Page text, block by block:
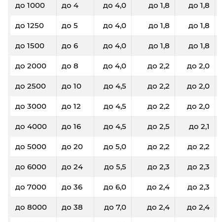
до 1000 до 4 до 4,0 до 1,8 до 1,8
до 1250 до 5 до 4,0 до 1,8 до 1,8
до 1500 до 6 до 4,0 до 1,8 до 1,8
до 2000 до 8 до 4,0 до 2,2 до 2,0
до 2500 до 10 до 4,5 до 2,2 до 2,0
до 3000 до 12 до 4,5 до 2,2 до 2,0
до 4000 до 16 до 4,5 до 2,5 до 2,1
до 5000 до 20 до 5,0 до 2,2 до 2,2
до 6000 до 24 до 5,5 до 2,3 до 2,3
до 7000 до 36 до 6,0 до 2,4 до 2,3
до 8000 до 38 до 7,0 до 2,4 до 2,4